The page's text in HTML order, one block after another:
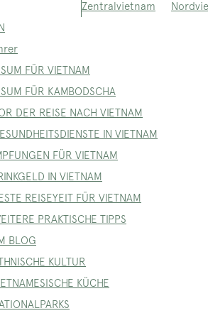
Zentralvietnam
FÜR VIETNAM
FÜR KAMBODSCHA
DER REISE NACH VIETNAM
IN VIETNAM
FÜR VIETNAM
IN VIETNAM
REISEYEIT FÜR VIETNAM
PRAKTISCHE TIPPS
BLOG
KULTUR
KÜCHE